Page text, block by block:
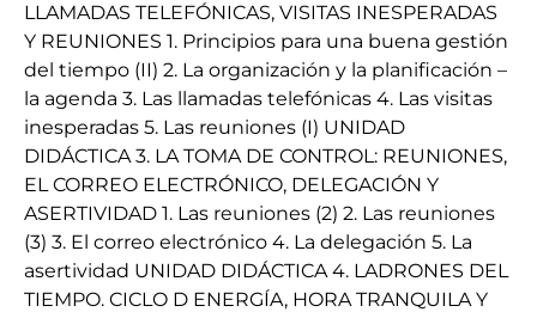
LLAMADAS TELEFÓNICAS, VISITAS INESPERADAS
Y REUNIONES 1. Principios para una buena gestión
del tiempo (II) 2. La organización y la planificación –
la agenda 3. Las llamadas telefónicas 4. Las visitas
inesperadas 5. Las reuniones (I) UNIDAD
DIDÁCTICA 3. LA TOMA DE CONTROL: REUNIONES,
EL CORREO ELECTRÓNICO, DELEGACIÓN Y
ASERTIVIDAD 1. Las reuniones (2) 2. Las reuniones
(3) 3. El correo electrónico 4. La delegación 5. La
asertividad UNIDAD DIDÁCTICA 4. LADRONES DEL
TIEMPO. CICLO D ENERGÍA, HORA TRANQUILA Y